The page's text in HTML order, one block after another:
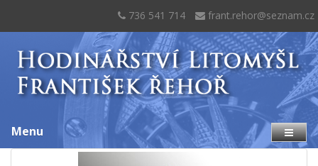
736 541 714 frant.rehor@seznam.cz
Menu